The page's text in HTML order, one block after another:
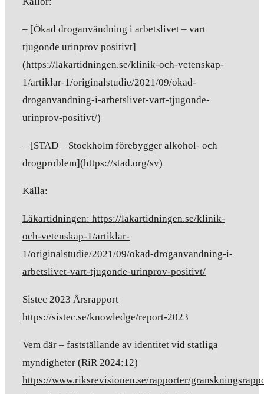
– [Ökad droganvändning i arbetslivet – vart
tjugonde urinprov positivt]
(https://lakartidningen.se/klinik-och-vetenskap-
1/artiklar-1/originalstudie/2021/09/okad-
droganvandning-i-arbetslivet-vart-tjugonde-
urinprov-positivt/)
– [STAD – Stockholm förebygger alkohol- och
drogproblem](https://stad.org/sv)
Källa:
Läkartidningen: https://lakartidningen.se/klinik-
och-vetenskap-1/artiklar-
1/originalstudie/2021/09/okad-droganvandning-i-
arbetslivet-vart-tjugonde-urinprov-positivt/
Sistec 2023 Årsrapport
https://sistec.se/knowledge/report-2023
Vem där – fastställande av identitet vid statliga
myndigheter (RiR 2024:12)
https://www.riksrevisionen.se/rapporter/